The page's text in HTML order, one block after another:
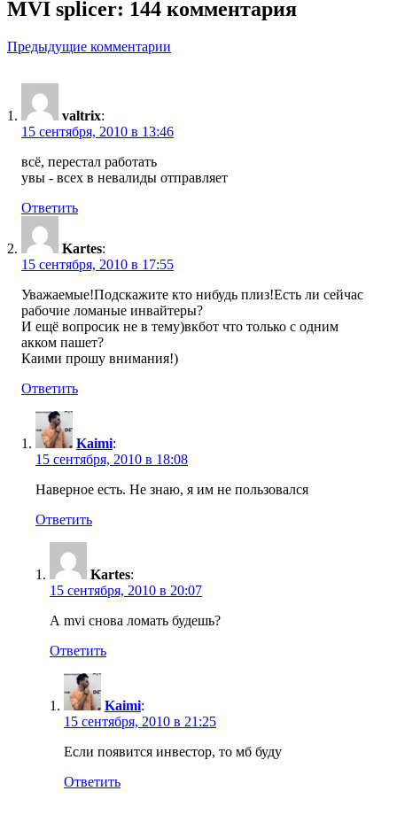
MVI splicer: 144 комментария
Навигация
комментариям
Предыдущие комментарии
valtrix:
15 сентября, 2010 в 13:46
всё, перестал работать
увы - всех в невалиды отправляет
Ответить
Kartes:
15 сентября, 2010 в 17:55
Уважаемые!Подскажите кто нибудь плиз!Есть ли сейчас
рабочие ломаные инвайтеры?
И ещё вопросик не в тему)вкбот что только с одним
акком пашет?
Каими прошу внимания!)
Ответить
Kaimi:
15 сентября, 2010 в 18:08
Наверное есть. Не знаю, я им не пользовался
Ответить
Kartes:
15 сентября, 2010 в 20:07
А mvi снова ломать будешь?
Ответить
Kaimi:
15 сентября, 2010 в 21:25
Если появится инвестор, то мб буду
Ответить